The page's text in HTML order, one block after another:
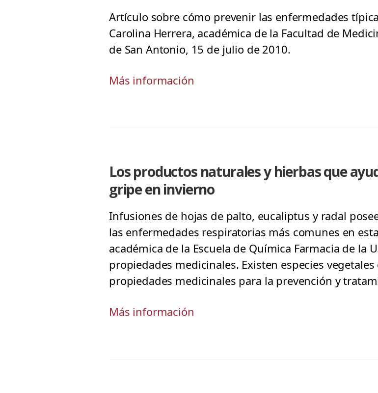
Artículo sobre cómo prevenir las enfermedades
Carolina Herrera, académica de la Facultad de
de San Antonio, 15 de julio de 2010.
Más información
Los productos naturales y hierbas que
gripe en invierno
Infusiones de hojas de palto, eucaliptus y radal
las enfermedades respiratorias más comunes en
académica de la Escuela de Química Farmacia de la
propiedades medicinales. Existen especies
propiedades medicinales para la prevención y
Más información